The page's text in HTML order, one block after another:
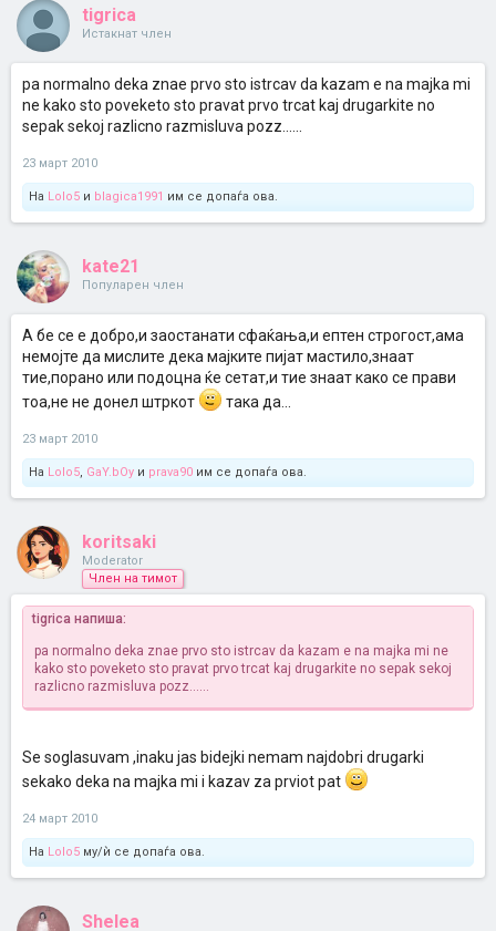
tigrica
Истакнат член
pa normalno deka znae prvo sto istrcav da kazam e na majka mi
ne kako sto poveketo sto pravat prvo trcat kaj drugarkite no
sepak sekoj razlicno razmisluva pozz......
23 март 2010
На Lolo5 и blagica1991 им се допаѓа ова.
kate21
Популарен член
А бе се е добро,и заостанати сфаќања,и ептен строгост,ама
немојте да мислите дека мајките пијат мастило,знаат
тие,порано или подоцна ќе сетат,и тие знаат како се прави
тоа,не не донел штркот
така да...
23 март 2010
На Lolo5, GaY.bOy и prava90 им се допаѓа ова.
koritsaki
Moderator
Член на тимот
tigrica напиша:
pa normalno deka znae prvo sto istrcav da kazam e na majka mi ne
kako sto poveketo sto pravat prvo trcat kaj drugarkite no sepak sekoj
razlicno razmisluva pozz......
Se soglasuvam ,inaku jas bidejki nemam najdobri drugarki
sekako deka na majka mi i kazav za prviot pat
24 март 2010
На Lolo5 му/ѝ се допаѓа ова.
Shelea